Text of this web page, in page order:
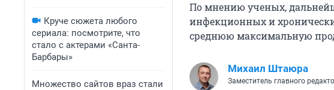
Круче сюжета любого
сериала: посмотрите, что
стало с актерами «Санта-
Барбары»
Множество сайтов враз стали
По мнению ученых,
инфекционных и
среднюю максимальную
Михаил Штаюра
Заместитель главного